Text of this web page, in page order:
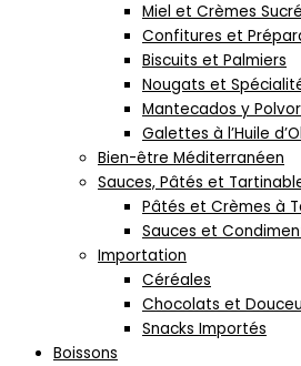
Miel et Crèmes
Confitures et
Biscuits et Palmiers
Nougats et
Mantecados y
Galettes à l’Huile
Bien-être Méditerranéen
Sauces, Pâtés et
Pâtés et Crèmes à
Sauces et
Importation
Céréales
Chocolats et
Snacks Importés
Boissons